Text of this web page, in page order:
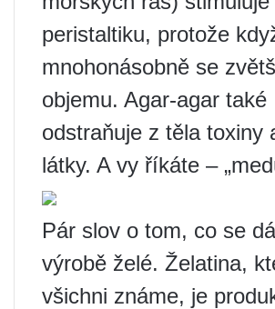
peristaltiku, protože
mnohonásobně se
objemu. Agar-agar také
odstraňuje z těla toxiny
látky. A vy říkáte –
Pár slov o tom, co se
výrobě želé. Želatina,
všichni známe, je